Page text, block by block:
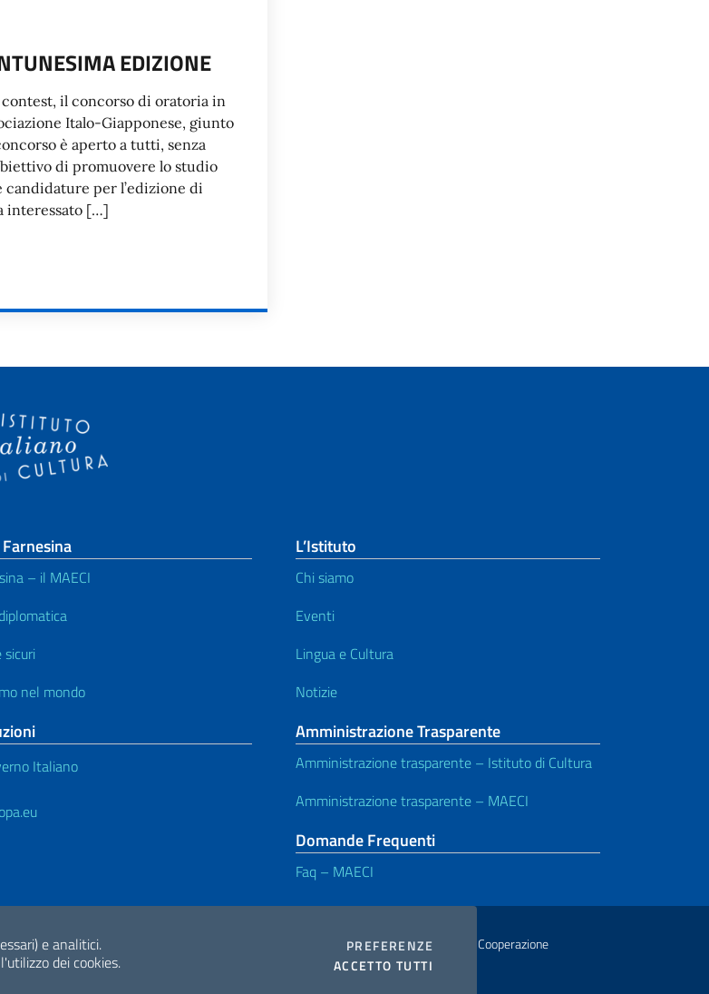
e analitici.
dei cookies.
PREFERENZE COOKIES
ACCETTO TUTTI
EDIZIONE
contest, il concorso di oratoria in
Italo-Giapponese, giunto
è aperto a tutti, senza
di promuovere lo studio
candidature per l’edizione di
interessato […]
– il MAECI
sicuri
nel mondo
Italiano
L’Istituto
Chi siamo
Eventi
Lingua e Cultura
Notizie
Amministrazione Trasparente
Amministrazione trasparente – Istituto di Cultura
Amministrazione trasparente – MAECI
Domande Frequenti
Faq – MAECI
2026 Copyright Ministero degli Affari Esteri e della Cooperazione